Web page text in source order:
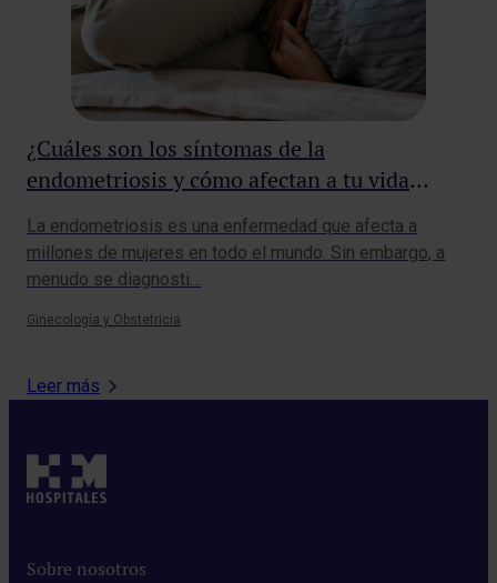
¿Cuáles son los síntomas de la
endometriosis y cómo afectan a tu vida
diaria?
La endometriosis es una enfermedad que afecta a
millones de mujeres en todo el mundo. Sin embargo, a
menudo se diagnosti…
Ginecología y Obstetricia
Leer más
Sobre nosotros